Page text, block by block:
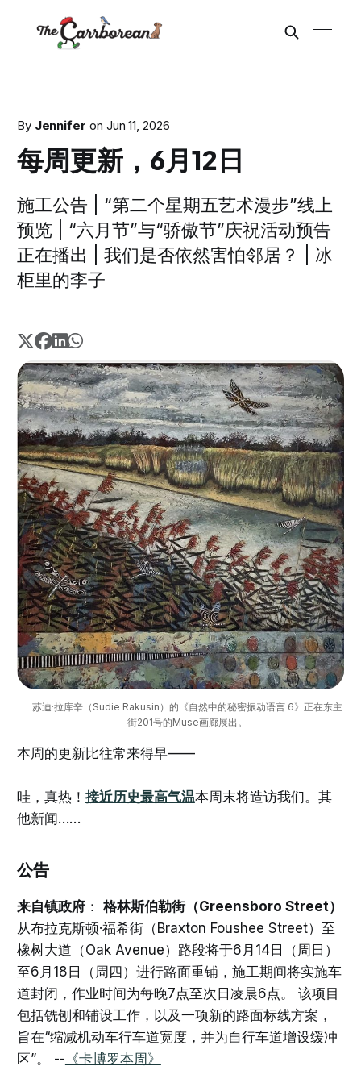
By Jennifer on Jun 11, 2026
每周更新，6月12日
施工公告 | “第二个星期五艺术漫步”线上
预览 | “六月节”与“骄傲节”庆祝活动预告
正在播出 | 我们是否依然害怕邻居？ | 冰
柜里的李子
苏迪·拉库辛（Sudie Rakusin）的《自然中的秘密振动语言 6》正在东主
街201号的Muse画廊展出。
本周的更新比往常来得早——
哇，真热！ 接近历史最高气温本周末将造访我们。其
他新闻……
公告
来自镇政府： 格林斯伯勒街（Greensboro Street）
从布拉克斯顿·福希街（Braxton Foushee Street）至
橡树大道（Oak Avenue）路段将于6月14日（周日）
至6月18日（周四）进行路面重铺，施工期间将实施车
道封闭，作业时间为每晚7点至次日凌晨6点。 该项目
包括铣刨和铺设工作，以及一项新的路面标线方案，
旨在“缩减机动车行车道宽度，并为自行车道增设缓冲
区”。 -- 《卡博罗本周》